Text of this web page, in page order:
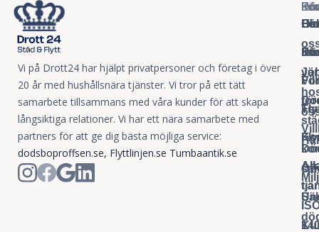
Vi på Drott24 har hjälpt privatpersoner och företag i över
20 år med hushållsnära tjänster. Vi tror på ett tätt
samarbete tillsammans med våra kunder för att skapa
långsiktiga relationer. Vi har ett nära samarbete med
partners för att ge dig bästa möjliga service:
dodsboproffsen.se, Flyttlinjen.se Tumbaantik.se
Om